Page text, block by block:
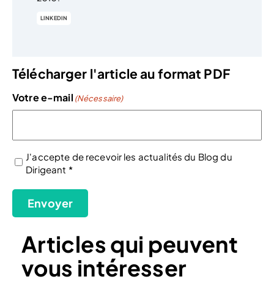
LINKEDIN
Télécharger l'article au format PDF
Votre e-mail (Nécessaire)
(Nécessaire)
J'accepte de recevoir les actualités du Blog du
Dirigeant *
Envoyer
Articles qui peuvent
vous intéresser